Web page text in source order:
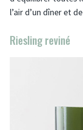
l’air d’un dîner et
Riesling reviné